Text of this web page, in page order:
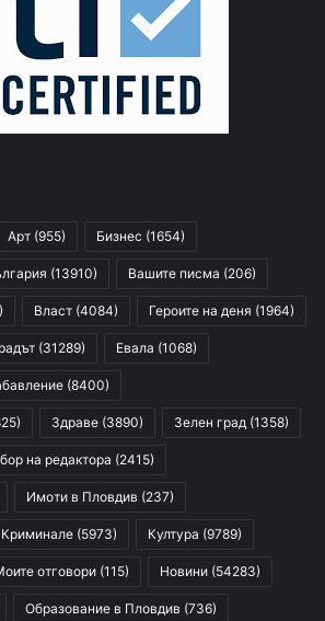
Арт (955) Бизнес (1654)
(13910) Вашите писма (206)
Власт (4084) Героите на деня (1964)
(31289) Евала (1068)
(8400)
Здраве (3890) Зелен град (1358)
на редактора (2415)
Имоти в Пловдив (237)
Криминале (5973) Култура (9789)
отговори (115) Новини (54283)
Образование в Пловдив (736)